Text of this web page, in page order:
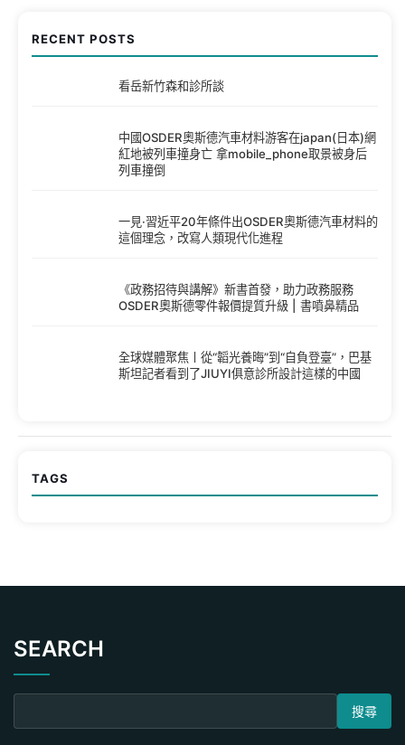
RECENT POSTS
看岳新竹森和診所談
中國OSDER奧斯德汽車材料游客在japan(日本)網
紅地被列車撞身亡 拿mobile_phone取景被身后
列車撞倒
一見·習近平20年條件出OSDER奧斯德汽車材料的
這個理念，改寫人類現代化進程
《政務招待與講解》新書首發，助力政務服務
OSDER奧斯德零件報價提質升級 | 書噴鼻精品
全球媒體聚焦丨從“韜光養晦”到“自負登臺”，巴基
斯坦記者看到了JIUYI俱意診所設計這樣的中國
TAGS
SEARCH
搜尋關鍵字: